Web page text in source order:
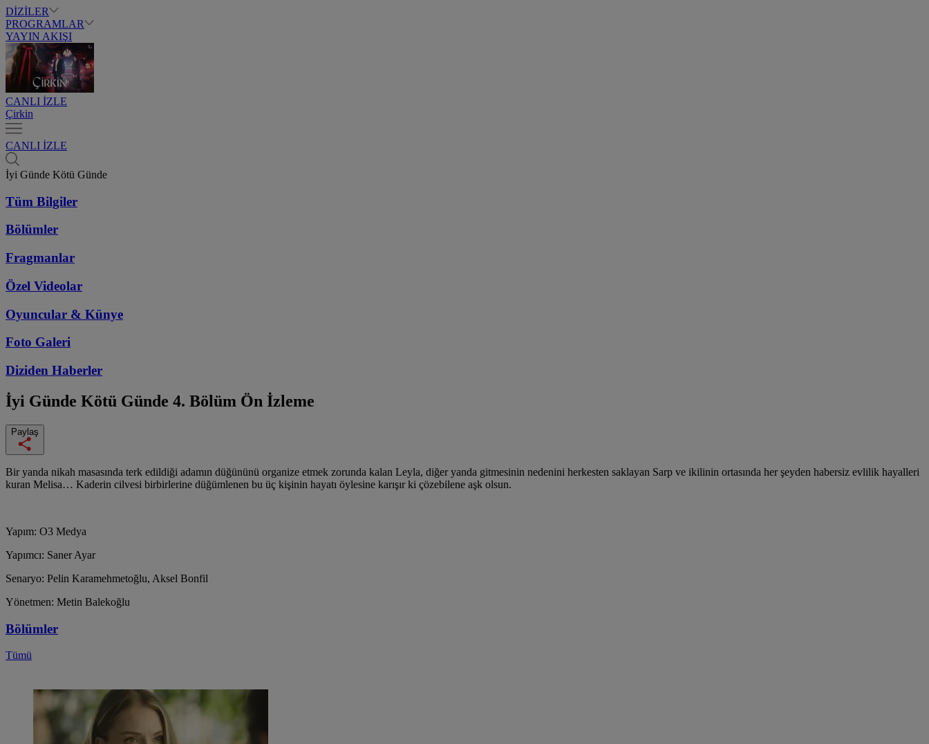
DİZİLER
PROGRAMLAR
YAYIN AKIŞI
CANLI İZLE
Çirkin
CANLI İZLE
İyi Günde Kötü Günde
Tüm Bilgiler
Bölümler
Fragmanlar
Özel Videolar
Oyuncular & Künye
Foto Galeri
Diziden Haberler
İyi Günde Kötü Günde 4. Bölüm Ön İzleme
Paylaş
Bir yanda nikah masasında terk edildiği adamın düğününü organize etmek zorunda kalan Leyla, diğer yanda gitmesinin nedenini herkesten saklayan Sarp ve ikilinin ortasında her şeyden habersiz evlilik hayalleri
kuran Melisa… Kaderin cilvesi birbirlerine düğümlenen bu üç kişinin hayatı öylesine karışır ki çözebilene aşk olsun.
Yapım: O3 Medya
Yapımcı: Saner Ayar
Senaryo: Pelin Karamehmetoğlu, Aksel Bonfil
Yönetmen: Metin Balekoğlu
Bölümler
Tümü